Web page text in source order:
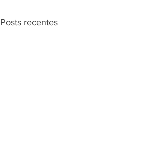
Posts recentes